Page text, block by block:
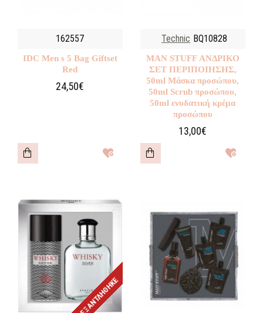
162557
IDC Men s 5 Bag Giftset
Red
24,50€
Technic BQ10828
MAN STUFF ΑΝΔΡΙΚΟ
ΣΕΤ ΠΕΡΙΠΟΙΗΣΗΣ,
50ml Μάσκα προσώπου,
50ml Scrub προσώπου,
50ml ενυδατική κρέμα
προσώπου
13,00€
ΕΞΑΝΤΛΉΘΗΚΕ